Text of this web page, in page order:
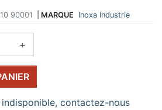
90001 MARQUE Inoxa Industrie
+
contactez-nous